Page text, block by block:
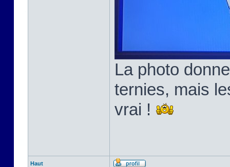
La photo
ternies, mais
vrai !
Haut